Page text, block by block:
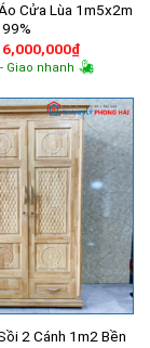
Cửa Lùa 1m5x2m
Giá
gốc
là:
6,000,000₫Giá
hiện
tại
Giao nhanh
2 Cánh 1m2 Bền